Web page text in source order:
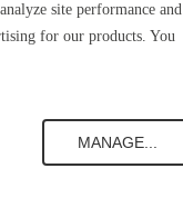
site performance and
for our products. You
MANAGE...